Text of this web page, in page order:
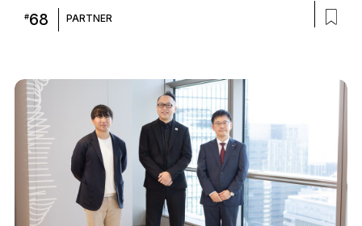
トファクトリー化のヒントを探ります。
#68 PARTNER